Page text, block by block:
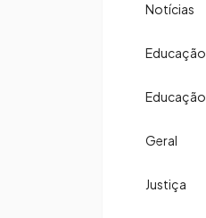
Notícias
Educação
Educação
Geral
Justiça